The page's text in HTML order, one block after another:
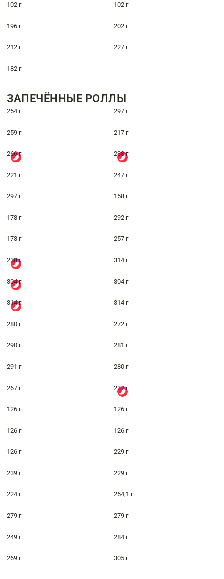
102 г 102 г
196 г 202 г
212 г 227 г
182 г
ЗАПЕЧЁННЫЕ РОЛЛЫ
254 г 297 г
259 г 217 г
266 г 238 г
221 г 247 г
297 г 158 г
178 г 292 г
173 г 257 г
238 г 314 г
304 г 304 г
314 г 314 г
280 г 272 г
290 г 281 г
291 г 280 г
267 г 237 г
126 г 126 г
126 г 126 г
126 г 229 г
239 г 229 г
224 г 254,1 г
279 г 279 г
249 г 284 г
269 г 305 г